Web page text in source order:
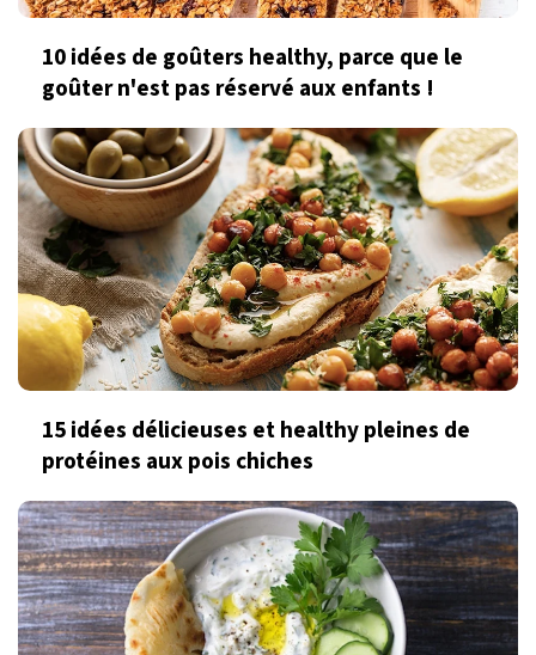
10 idées de goûters healthy, parce que le
goûter n'est pas réservé aux enfants !
15 idées délicieuses et healthy pleines de
protéines aux pois chiches